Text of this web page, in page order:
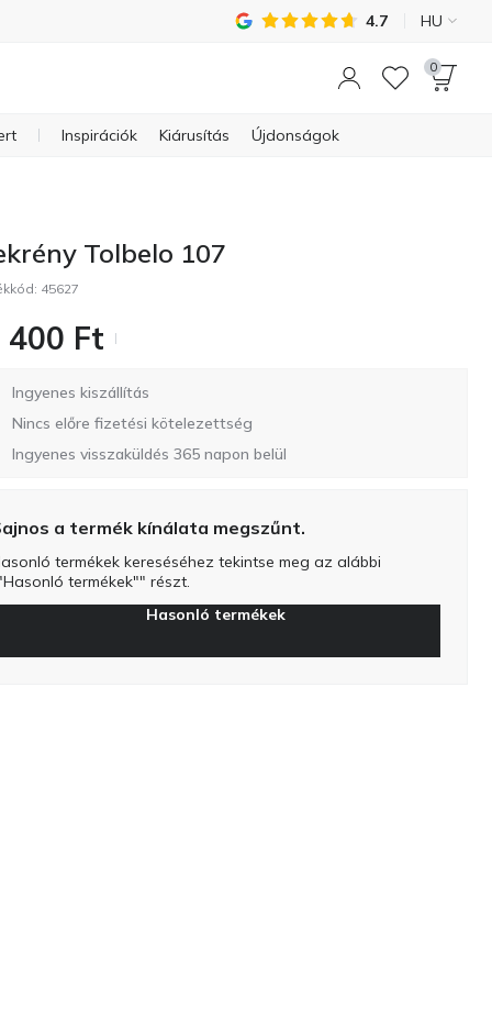
4.7 HU
0
Inspirációk Kiárusítás Újdonságok
Tolbelo 107
45627
400 Ft
Ingyenes kiszállítás
Nincs előre fizetési kötelezettség
Ingyenes visszaküldés 365 napon belül
a termék kínálata megszűnt.
termékek kereséséhez tekintse meg az alábbi
termékek"" részt.
Hasonló termékek